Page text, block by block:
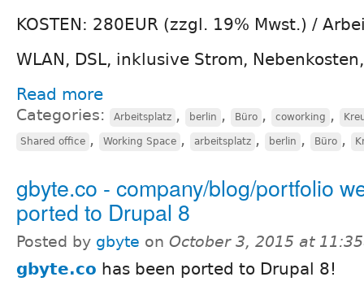
KOSTEN: 280EUR (zzgl. 19% Mwst.) /
WLAN, DSL, inklusive Strom,
Read more
Categories: Arbeitsplatz , berlin , Büro , coworking ,
Shared office , Working Space , arbeitsplatz , berlin , Büro ,
gbyte.co - company/blog/portfolio
ported to Drupal 8
Posted by gbyte on October 3, 2015 at
gbyte.co has been ported to Drupal 8!